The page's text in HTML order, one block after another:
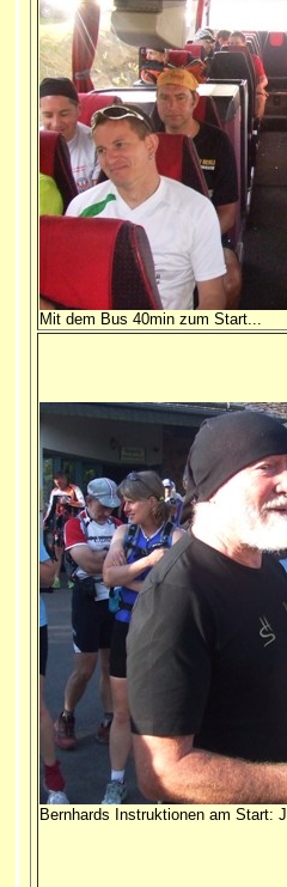
Mit dem Bus 40min zum Start...
Bernhards Instruktionen am Start: